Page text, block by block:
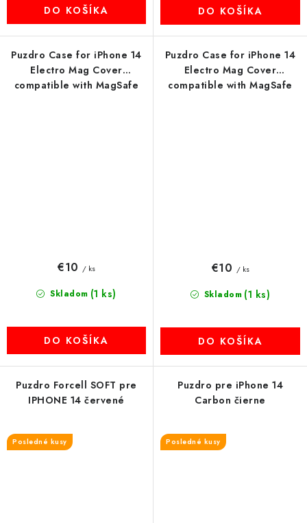
DO KOŠÍKA DO KOŠÍKA
Puzdro Case for iPhone 14
Electro Mag Cover
compatible with MagSafe
Skladom (1 ks)
€10 / ks
DO KOŠÍKA
Puzdro Case for iPhone 14
Electro Mag Cover
compatible with MagSafe
Skladom (1 ks)
€10 / ks
DO KOŠÍKA
Puzdro Forcell SOFT pre
IPHONE 14 červené
Posledné kusy
Puzdro pre iPhone 14
Carbon čierne
Posledné kusy